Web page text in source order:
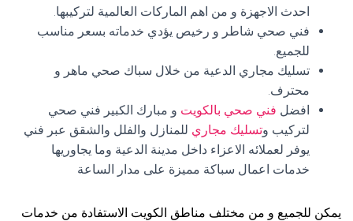
احدث الاجهزة و من اهم الماركات العالمية لتركيبها.
فني صحي شاطر و رخيص يؤدي خدماته بسعر مناسب
للجميع.
تسليك مجاري الدعية من خلال سباك صحي ماهر و
محترف.
افضل فني صحي بالكويت و مبارك الكبير فني صحي
لتركيب وتسليك مجاري للمنازل والفلل والشقق عبر فني
يوفر لعملائه الاعزاء داخل مدينة الدعية وما يجاوريها
خدمات اعمال سباكة مميزة على مدار الساعة
يمكن للجميع و من مختلف مناطق الكويت الاستفادة من خدمات